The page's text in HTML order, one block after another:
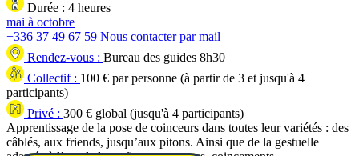
Durée : 4 heures
mai à octobre
+336 37 49 67 59 Nous contacter par mail
Rendez-vous : Bureau des guides 8h30
Collectif : 100 € par personne (à partir de 3 et jusqu'à 4
participants)
Privé : 300 € global (jusqu'à 4 participants)
Apprentissage de la pose de coinceurs dans toutes leur variétés : des
câblés, aux friends, jusqu’aux pitons. Ainsi que de la gestuelle